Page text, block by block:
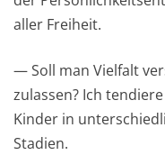
aller Freiheit.
— Soll man Vielfalt
zulassen? Ich
Kinder in
Stadien.